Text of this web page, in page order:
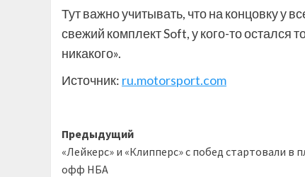
Тут важно учитывать, что на концовку у
свежий комплект Soft, у кого-то остался
никакого».
Источник: ru.motorsport.com
Навигация
записи
Предыдущий
«Лейкерс» и «Клипперс» с побед стартовали в
офф НБА